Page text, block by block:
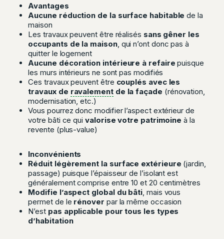
Avantages
Aucune réduction de la surface habitable de la
maison
Les travaux peuvent être réalisés sans gêner les
occupants de la maison, qui n’ont donc pas à
quitter le logement
Aucune décoration intérieure à refaire puisque
les murs intérieurs ne sont pas modifiés
Ces travaux peuvent être couplés avec les
travaux de ravalementde la façade (rénovation,
modernisation, etc.)
Vous pourrez donc modifier l’aspect extérieur de
votre bâti ce quivalorise votre patrimoine à la
revente (plus-value)
Inconvénients
Réduit légèrement la surface extérieure (jardin,
passage) puisque l’épaisseur de l’isolant est
généralement comprise entre 10 et 20 centimètres
Modifie l’aspect global du bâti , mais vous
permet de le rénover par la même occasion
N’est pas applicable pour tous les types
d’habitation